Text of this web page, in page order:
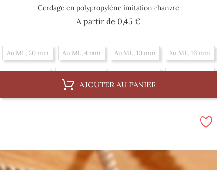
Cordage en polypropylène imitation chanvre
A partir de 0,45 €Prix
Au ML, 20 mm Au ML, 4 mm Au ML, 10 mm Au ML, 16 mm
Au ML, 8 mm Au ML, 30 mm Au ML, 14 mm
Par 100 m, 14 mm Par 100 m, 20 mm
AJOUTER AU PANIER